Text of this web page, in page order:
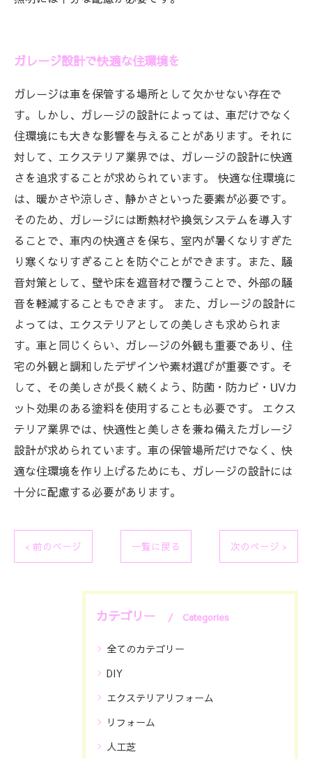
ガレージ設計で快適な住環境を
ガレージは車を保管する場所として欠かせない存在で
す。しかし、ガレージの設計によっては、車だけでなく
住環境にも大きな影響を与えることがあります。それに
対して、エクステリア業界では、ガレージの設計に快適
さを追求することが求められています。 快適な住環境に
は、暖かさや涼しさ、静かさといった要素が必要です。
そのため、ガレージには断熱材や換気システムを導入す
ることで、車内の快適さを保ち、室内が暑くなりすぎた
り寒くなりすぎることを防ぐことができます。また、騒
音対策として、壁や床を遮音材で覆うことで、外部の騒
音を軽減することもできます。 また、ガレージの設計に
よっては、エクステリアとしての美しさも求められま
す。車と同じくらい、ガレージの外観も重要であり、住
宅の外観と調和したデザインや素材選びが重要です。そ
して、その美しさが長く続くよう、防菌・防カビ・UVカ
ット効果のある塗料を使用することも必要です。 エクス
テリア業界では、快適性と美しさを兼ね備えたガレージ
設計が求められています。車の保管場所だけでなく、快
適な住環境を作り上げるためにも、ガレージの設計には
十分に配慮する必要があります。
< 前のページ 一覧に戻る 次のページ >
カテゴリー Categories
全てのカテゴリー
DIY
エクステリアリフォーム
リフォーム
人工芝